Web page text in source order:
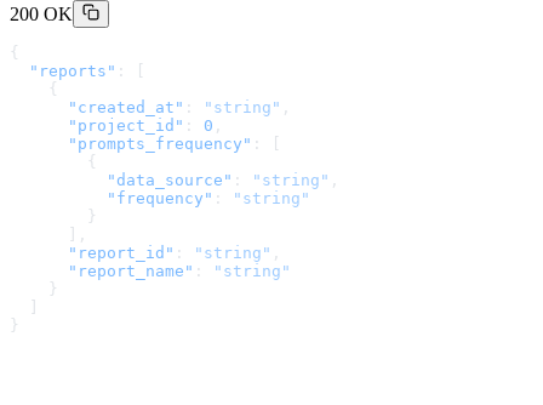
200 OK
{
  "reports"
: [
    {
      "created_at"
: "string" ,
      "project_id"
: 0 ,
      "prompts_frequency"
: [
        {
          "data_source"
: "string" ,
          "frequency"
:
"string"
        }
      ],
      "report_id"
: "string" ,
      "report_name"
:
"string"
    }
}